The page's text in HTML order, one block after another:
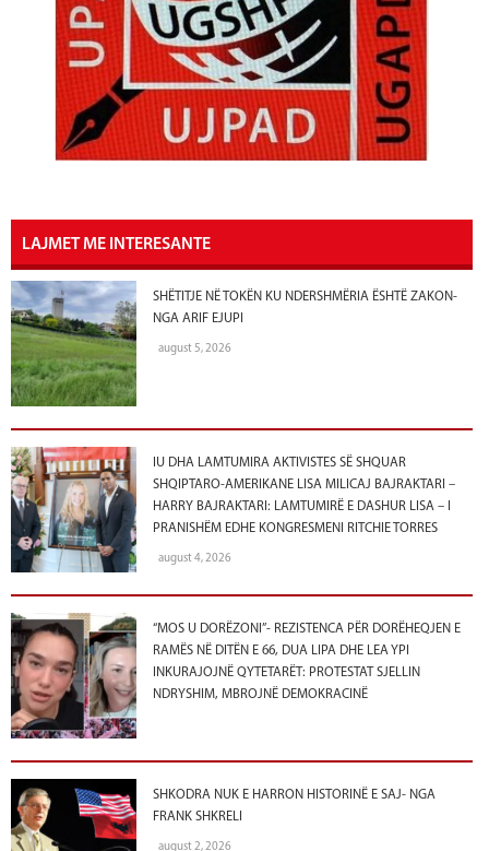
LAJMET ME INTERESANTE
SHËTITJE NË TOKËN KU NDERSHMËRIA ËSHTË ZAKON-
NGA ARIF EJUPI
august 5, 2026
IU DHA LAMTUMIRA AKTIVISTES SË SHQUAR
SHQIPTARO-AMERIKANE LISA MILICAJ BAJRAKTARI –
HARRY BAJRAKTARI: LAMTUMIRË E DASHUR LISA – I
PRANISHËM EDHE KONGRESMENI RITCHIE TORRES
august 4, 2026
“MOS U DORËZONI”- REZISTENCA PËR DORËHEQJEN E
RAMËS NË DITËN E 66, DUA LIPA DHE LEA YPI
INKURAJOJNË QYTETARËT: PROTESTAT SJELLIN
NDRYSHIM, MBROJNË DEMOKRACINË
SHKODRA NUK E HARRON HISTORINË E SAJ- NGA
FRANK SHKRELI
august 2, 2026